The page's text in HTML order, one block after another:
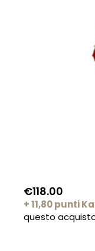
€118.00
+ 11,80 punti
questo